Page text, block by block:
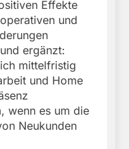
Effekte
und
ergänzt:
mittelfristig
und Home
wenn es um die
Neukunden